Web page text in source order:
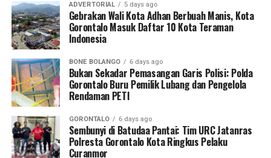
“Melalui Halal Bihalal ini,
kami ingin meneguhkan
semangat kebersamaan,
memperkuat solidaritas,
dan membangun sinergi
positif antarwarga maupun
antarinstansi,” ujar Abdul
ADVERTORIAL 5 days ago
Gebrakan Wali Kota Adhan Berbuah Manis, Kota
Gorontalo Masuk Daftar 10 Kota Teraman
Indonesia
BONE BOLANGO 6 days ago
Bukan Sekadar Pemasangan Garis Polisi: Polda
Gorontalo Buru Pemilik Lubang dan Pengelola
Rendaman PETI
GORONTALO 6 days ago
Sembunyi di Batudaa Pantai: Tim URC Jatanras
Polresta Gorontalo Kota Ringkus Pelaku
Curanmor